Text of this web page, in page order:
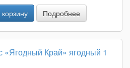
Подробнее
«Ягодный Край» ягодный 1